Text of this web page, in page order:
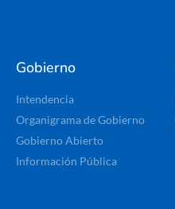
Gobierno
Intendencia
Organigrama de Gobierno
Gobierno Abierto
Información Pública